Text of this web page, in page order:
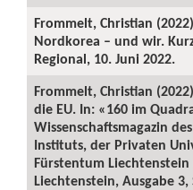
Frommelt, Christian
Nordkorea – und wir.
Regional, 10. Juni 2022.
Frommelt, Christian
die EU. In: «160 im
Wissenschaftsmagazin
Instituts, der Privaten
Fürstentum
Liechtenstein, Ausgabe 3,